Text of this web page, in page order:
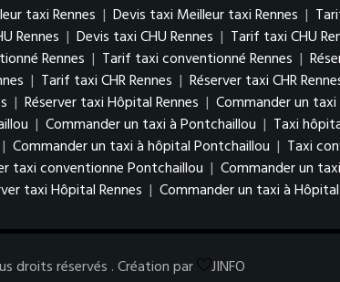
taxi Rennes | Devis taxi Meilleur taxi Rennes |
Rennes | Devis taxi CHU Rennes | Tarif taxi CHU
Rennes | Tarif taxi conventionné Rennes |
| Tarif taxi CHR Rennes | Réserver taxi CHR
| Réserver taxi Hôpital Rennes | Commander un
| Commander un taxi à Pontchaillou | Taxi
| Commander un taxi à hôpital Pontchaillou | Taxi
taxi conventionne Pontchaillou | Commander un
taxi Hôpital Rennes | Commander un taxi à Hôpital
droits réservés . Création par JINFO